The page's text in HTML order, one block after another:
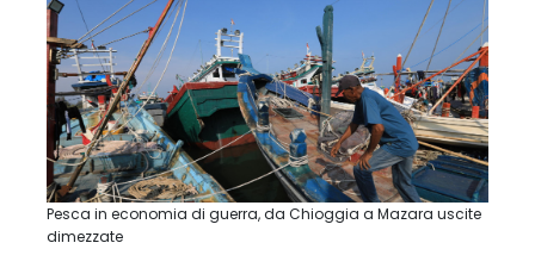
Pesca in economia di guerra, da Chioggia a Mazara uscite
dimezzate